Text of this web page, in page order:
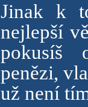
Jinak k
nejlepší
pokusíš
penězi,
už není